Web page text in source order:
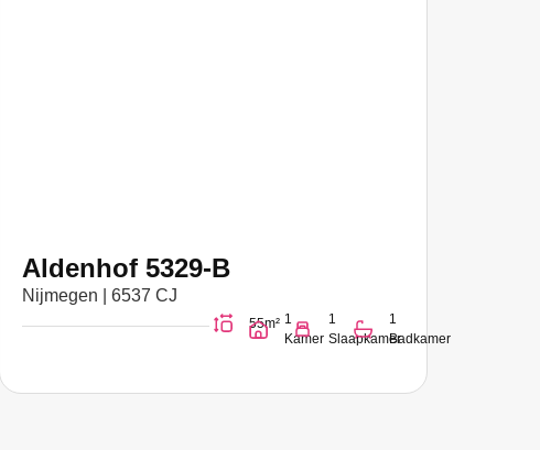
Aldenhof 5329-B
Nijmegen | 6537 CJ
55m² 1
Kamer
1
Slaapkamer
1
Badkamer